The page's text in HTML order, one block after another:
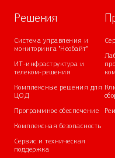
Решения
Система управления и
мониторинга "Необайт"
ИТ-инфраструктура и
телеком-решения
Комплексные решения для
ЦОД
Программное обеспечение
Комплексная безопасность
Сервис и техническая
поддержка